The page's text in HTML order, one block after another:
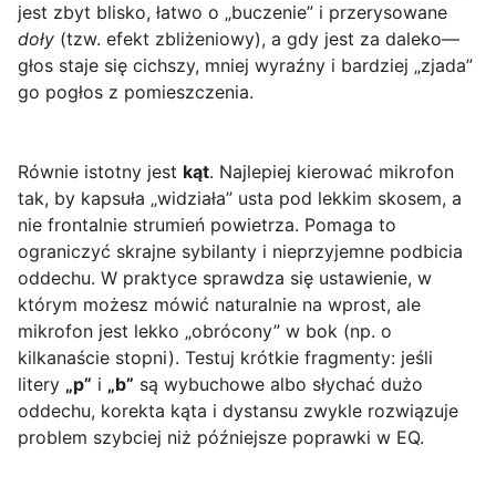
jest zbyt blisko, łatwo o „buczenie” i przerysowane
doły (tzw. efekt zbliżeniowy), a gdy jest za daleko—
głos staje się cichszy, mniej wyraźny i bardziej „zjada”
go pogłos z pomieszczenia.
Równie istotny jest kąt. Najlepiej kierować mikrofon
tak, by kapsuła „widziała” usta pod lekkim skosem, a
nie frontalnie strumień powietrza. Pomaga to
ograniczyć skrajne sybilanty i nieprzyjemne podbicia
oddechu. W praktyce sprawdza się ustawienie, w
którym możesz mówić naturalnie na wprost, ale
mikrofon jest lekko „obrócony” w bok (np. o
kilkanaście stopni). Testuj krótkie fragmenty: jeśli
litery „p” i „b” są wybuchowe albo słychać dużo
oddechu, korekta kąta i dystansu zwykle rozwiązuje
problem szybciej niż późniejsze poprawki w EQ.